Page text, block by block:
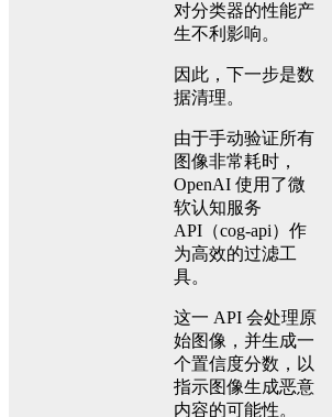
对分类器的性能产
生不利影响。
因此，下一步是数
据清理。
由于手动验证所有
图像非常耗时，
OpenAI 使用了微
软认知服务
API（cog-api）作
为高效的过滤工
具。
这一 API 会处理原
始图像，并生成一
个置信度分数，以
指示图像生成恶意
内容的可能性。